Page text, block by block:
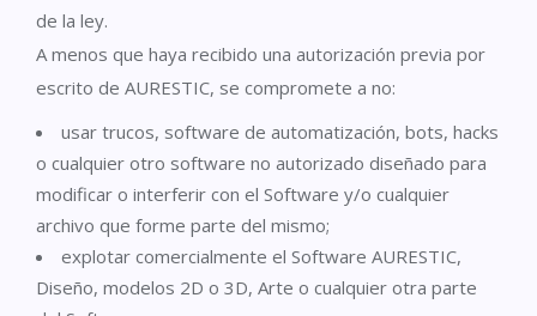
de la ley.
A menos que haya recibido una autorización previa por
escrito de AURESTIC, se compromete a no:
usar trucos, software de automatización, bots, hacks
o cualquier otro software no autorizado diseñado para
modificar o interferir con el Software y/o cualquier
archivo que forme parte del mismo;
explotar comercialmente el Software AURESTIC,
Diseño, modelos 2D o 3D, Arte o cualquier otra parte